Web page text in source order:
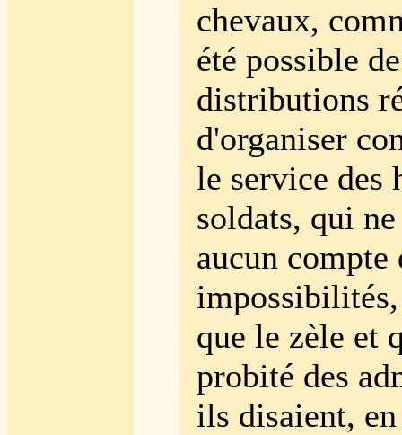
chevaux,
été possible
distributions
d'organiser
le service des
soldats, qui
aucun compte
que le zèle et
probité des
ils disaient,